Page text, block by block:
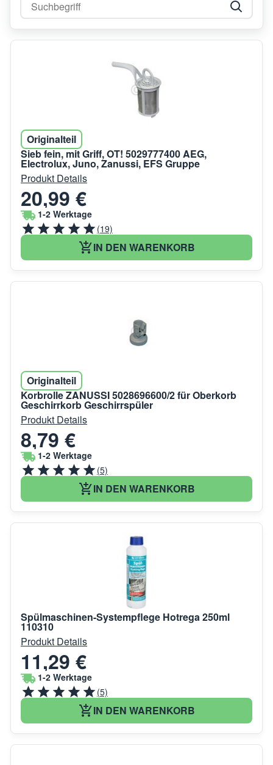
Originalteil
Sieb fein, mit Griff, OT! 5029777400 AEG,
Electrolux, Juno, Zanussi, EFS Gruppe
Produkt Details
20,99 €
1-2 Werktage
(19)
IN DEN WARENKORB
Originalteil
Korbrolle ZANUSSI 5028696600/2 für Oberkorb
Geschirrkorb Geschirrspüler
Produkt Details
8,79 €
1-2 Werktage
(5)
IN DEN WARENKORB
Spülmaschinen-Systempflege Hotrega 250ml
110310
Produkt Details
11,29 €
1-2 Werktage
(5)
IN DEN WARENKORB